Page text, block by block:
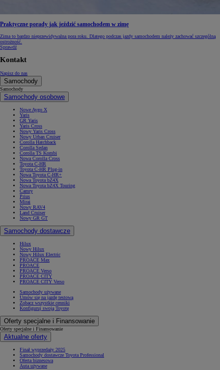
Praktyczne porady jak jeździć samochodem w zimę
Zima to bardzo nieprzewidywalna pora roku. Dlatego podczas jazdy samochodem należy zachować szczególną
ostrożność.
Sprawdź
Kontakt
Napisz do nas
Samochody
Samochody
Samochody osobowe
Nowe Aygo X
Yaris
GR Yaris
Yaris Cross
Nowy Yaris Cross
Nowy Urban Cruiser
Corolla Hatchback
Corolla Sedan
Corolla TS Kombi
Nowa Corolla Cross
Toyota C-HR
Toyota C-HR Plug-in
Nowa Toyota C-HR+
Nowa Toyota bZ4X
Nowa Toyota bZ4X Touring
Camry
Prius
Mirai
Nowy RAV4
Land Cruiser
Nowy GR GT
Samochody dostawcze
Hilux
Nowy Hilux
Nowy Hilux Electric
PROACE Max
PROACE
PROACE Verso
PROACE CITY
PROACE CITY Verso
Samochody używane
Umów się na jazdę testową
Zobacz wszystkie cenniki
Konfiguruj swoją Toyotę
Oferty specjalne i Finansowanie
Oferty specjalne i Finansowanie
Aktualne oferty
Finał wyprzedaży 2025
Samochody dostawcze Toyota Professional
Oferta biznesowa
Auta używane